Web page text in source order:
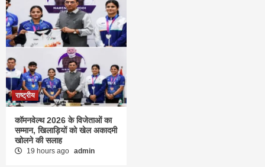
राष्ट्रीय
कॉमनवेल्थ 2026 के विजेताओं का
सम्मान, खिलाड़ियों को खेल अकादमी
खोलने की सलाह
19 hours ago admin